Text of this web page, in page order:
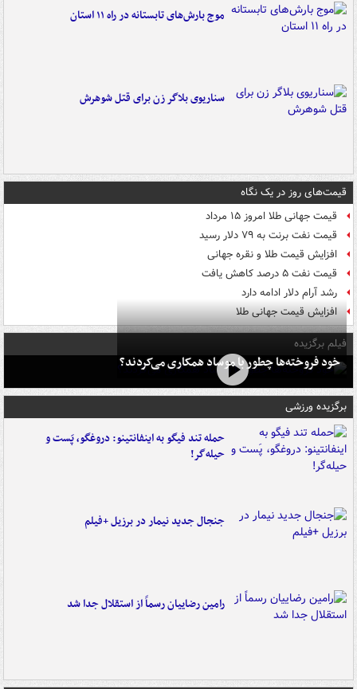
موج بارش‌های تابستانه در راه ۱۱ استان
سناریوی بلاگر زن برای قتل شوهرش
قیمت‌های روز در یک نگاه
قیمت جهانی طلا امروز ۱۵ مرداد
قیمت نفت برنت به ۷۹ دلار رسید
افزایش قیمت طلا و نقره جهانی
قیمت نفت ۵ درصد کاهش یافت
رشد آرام دلار ادامه دارد
افزایش قیمت جهانی طلا
فیلم برگزیده
خود فروخته‌ها چطور با موساد همکاری می‌کردند؟
برگزیده ورزشی
حمله تند فیگو به اینفانتینو: دروغگو، پَست‌ و
حیله‌گر!
جنجال جدید نیمار در برزیل +فیلم
رامین رضاییان رسماً از استقلال جدا شد